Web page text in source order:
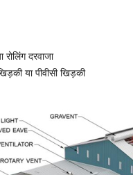
दरवाजा
या पीवीसी खिड़की